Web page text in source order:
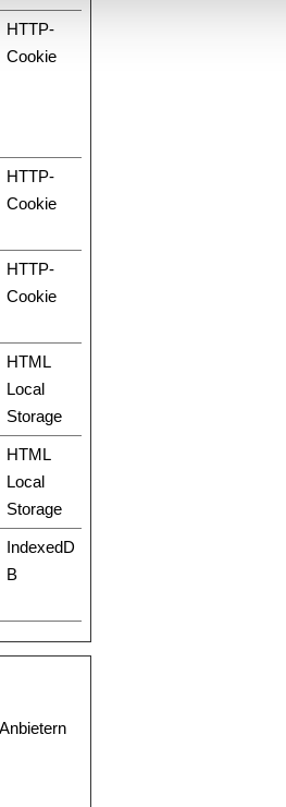
HTTP-
Cookie
HTTP-
Cookie
HTTP-
Cookie
HTML
Local
Storage
HTML
Local
Storage
IndexedD
B